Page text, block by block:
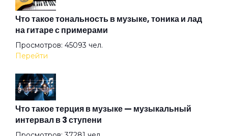
Дом
Думай о море
Дым
Журавль
Что такое тональность в музыке, тоника и лад
на гитаре с примерами
Просмотров: 45093 чел.
Перейти
Что такое терция в музыке — музыкальный
интервал в 3 ступени